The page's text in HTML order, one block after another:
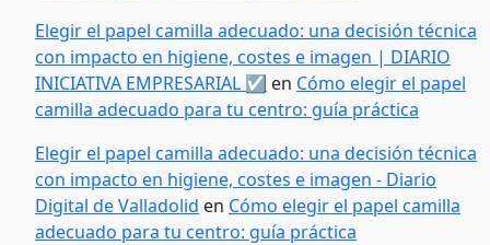
Elegir el papel camilla adecuado: una decisión técnica
con impacto en higiene, costes e imagen | DIARIO
INICIATIVA EMPRESARIAL ☑️ en Cómo elegir el papel
camilla adecuado para tu centro: guía práctica
Elegir el papel camilla adecuado: una decisión técnica
con impacto en higiene, costes e imagen - Diario
Digital de Valladolid en Cómo elegir el papel camilla
adecuado para tu centro: guía práctica